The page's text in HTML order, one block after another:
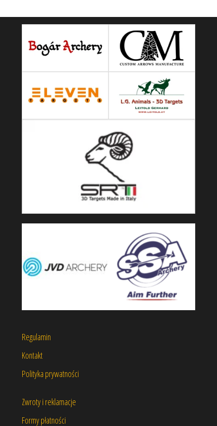
Regulamin
Kontakt
Polityka prywatności
Zwroty i reklamacje
Formy płatności